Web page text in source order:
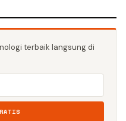
terbaik langsung di